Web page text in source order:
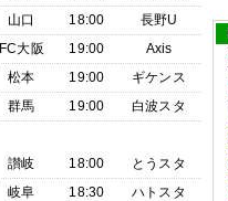
山口 18:00
長野U
FC大阪 19:00
Axis
松本 19:00
ギケンス
群馬 19:00
白波スタ
讃岐 18:00
とうスタ
岐阜 18:30
ハトスタ